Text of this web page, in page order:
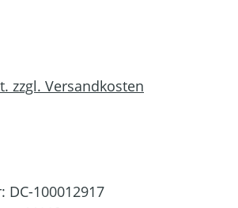
zzgl. Versandkosten
DC-100012917